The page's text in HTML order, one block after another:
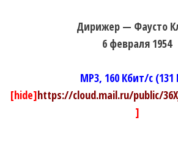
Дирижер — Фаусто
6 февраля 1954
MP3, 160 Кбит/с
[hide]https://cloud.mail.ru/public/
]